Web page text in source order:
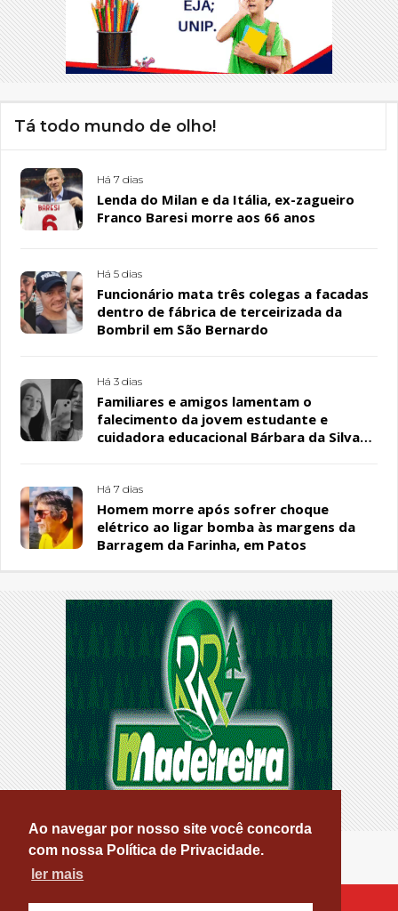
Ao navegar por nosso site você concorda
com nossa Política de Privacidade.
ler mais
Tá todo mundo de olho!
Há 7 dias
Lenda do Milan e da Itália, ex-zagueiro
Franco Baresi morre aos 66 anos
Há 5 dias
Funcionário mata três colegas a facadas
dentro de fábrica de terceirizada da
Bombril em São Bernardo
Há 3 dias
Familiares e amigos lamentam o
falecimento da jovem estudante e
cuidadora educacional Bárbara da Silva
Há 7 dias
Homem morre após sofrer choque
elétrico ao ligar bomba às margens da
Barragem da Farinha, em Patos